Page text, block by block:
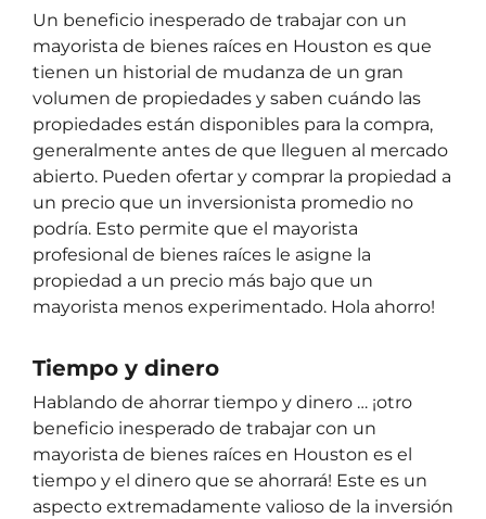
Un beneficio inesperado de trabajar con un
mayorista de bienes raíces en Houston es que
tienen un historial de mudanza de un gran
volumen de propiedades y saben cuándo las
propiedades están disponibles para la compra,
generalmente antes de que lleguen al mercado
abierto. Pueden ofertar y comprar la propiedad a
un precio que un inversionista promedio no
podría. Esto permite que el mayorista
profesional de bienes raíces le asigne la
propiedad a un precio más bajo que un
mayorista menos experimentado. Hola ahorro!
Tiempo y dinero
Hablando de ahorrar tiempo y dinero … ¡otro
beneficio inesperado de trabajar con un
mayorista de bienes raíces en Houston es el
tiempo y el dinero que se ahorrará! Este es un
aspecto extremadamente valioso de la inversión